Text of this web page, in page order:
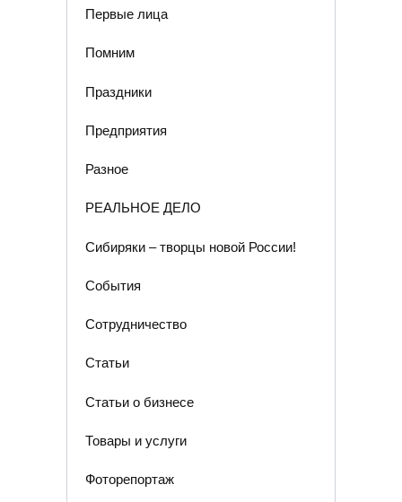
Первые лица
Помним
Праздники
Предприятия
Разное
РЕАЛЬНОЕ ДЕЛО
Сибиряки – творцы новой России!
События
Сотрудничество
Статьи
Статьи о бизнесе
Товары и услуги
Фоторепортаж